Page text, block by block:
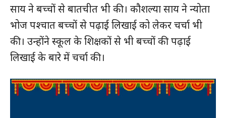
साय ने बच्चों से बातचीत भी की। कौशल्या साय ने न्योता
भोज पश्चात बच्चों से पढ़ाई लिखाई को लेकर चर्चा भी
की। उन्होंने स्कूल के शिक्षकों से भी बच्चों की पढ़ाई
लिखाई के बारे में चर्चा की।